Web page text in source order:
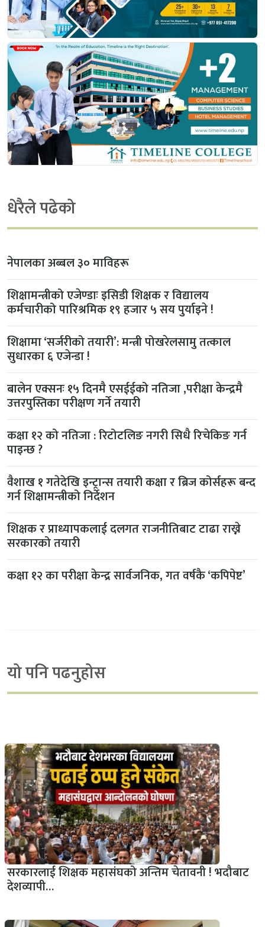
धेरैले पढेको
नेपालका अब्बल ३० माविहरू
शिक्षामन्त्रीको एजेण्डाः इसिडी शिक्षक र विद्यालय
कर्मचारीको पारिश्रमिक १९ हजार ५ सय पुर्याइने !
शिक्षामा ‘सर्जरीको तयारी’: मन्त्री पोखरेलसामु तत्काल
सुधारका ६ एजेन्डा !
बालेन एक्सनः १५ दिनमै एसईईको नतिजा ,परीक्षा केन्द्रमै
उत्तरपुस्तिका परीक्षण गर्ने तयारी
कक्षा १२ को नतिजा : रिटोटलिङ नगरी सिधै रिचेकिङ गर्न
पाइन्छ ?
वैशाख १ गतेदेखि इन्ट्रान्स तयारी कक्षा र ब्रिज कोर्सहरू बन्द
गर्न शिक्षामन्त्रीको निर्देशन
शिक्षक र प्राध्यापकलाई दलगत राजनीतिबाट टाढा राख्ने
सरकारको तयारी
कक्षा १२ का परीक्षा केन्द्र सार्वजनिक, गत वर्षकै ‘कपिपेष्ट’
यो पनि पढनुहोस
सरकारलाई शिक्षक महासंघको अन्तिम चेतावनी ! भदौबाट
देशव्यापी…